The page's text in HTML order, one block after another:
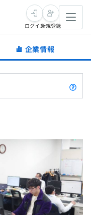
ログイン新規登録
企業情報